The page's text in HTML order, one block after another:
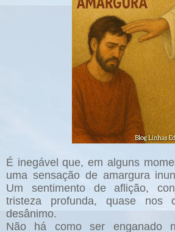
É inegável que, em alguns
uma sensação de amargura
Um sentimento de aflição,
tristeza profunda, quase nos
desânimo.
Não há como ser enganado